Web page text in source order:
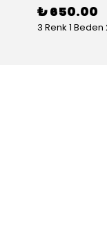
₺ 650.00
3 Renk 1 Beden